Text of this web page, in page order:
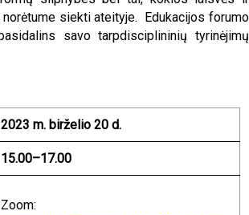
siekti ateityje. Edukacijos forumo
savo tarpdisciplininių tyrinėjimų
2023 m. birželio 20 d.
15.00–17.00
Zoom: